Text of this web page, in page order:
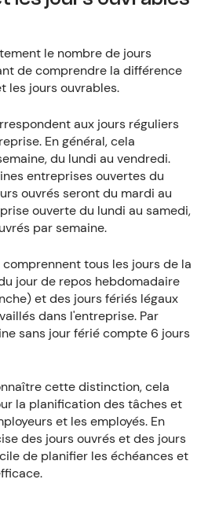
le nombre de jours
de comprendre la différence
les jours ouvrables.
aux jours réguliers
En général, cela
du lundi au vendredi.
entreprises ouvertes du
ouvrés seront du mardi au
ouverte du lundi au samedi,
par semaine.
tous les jours de la
jour de repos hebdomadaire
et des jours fériés légaux
dans l'entreprise. Par
sans jour férié compte 6 jours
cette distinction, cela
la planification des tâches et
et les employés. En
des jours ouvrés et des jours
de planifier les échéances et